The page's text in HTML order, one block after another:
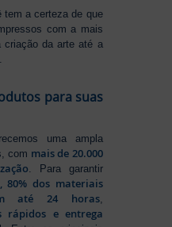
tem a certeza de que
com a mais
criação da arte até a
para suas
uma ampla
com mais de 20.000
. Para garantir
80% dos materiais
até 24 horas,
rápidos e entrega